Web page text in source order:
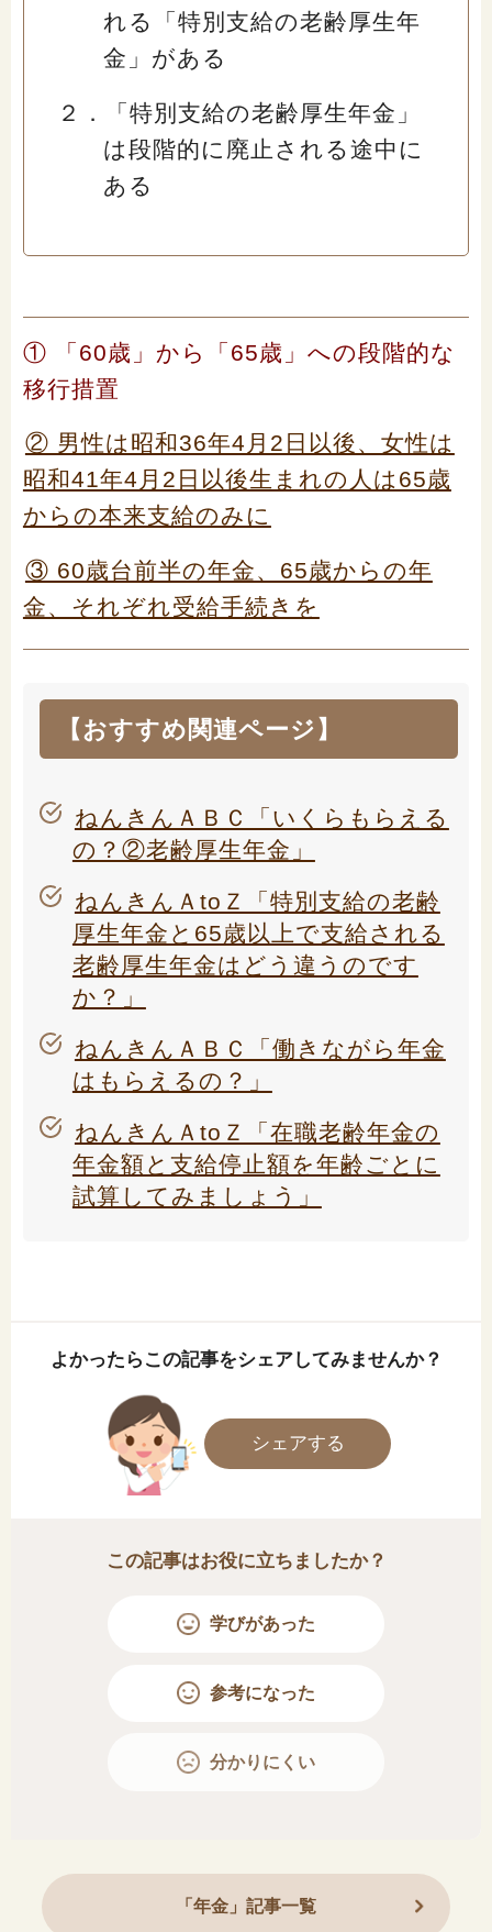
れる「特別支給の老齢厚生年
金」がある
２．「特別支給の老齢厚生年金」
は段階的に廃止される途中に
ある
① 「60歳」から「65歳」への段階的な
移行措置
② 男性は昭和36年4月2日以後、女性は
昭和41年4月2日以後生まれの人は65歳
からの本来支給のみに
③ 60歳台前半の年金、65歳からの年
金、それぞれ受給手続きを
【おすすめ関連ページ】
ねんきんＡＢＣ「いくらもらえる
の？②老齢厚生年金」
ねんきんＡtoＺ「特別支給の老齢
厚生年金と65歳以上で支給される
老齢厚生年金はどう違うのです
か？」
ねんきんＡＢＣ「働きながら年金
はもらえるの？」
ねんきんＡtoＺ「在職老齢年金の
年金額と支給停止額を年齢ごとに
試算してみましょう」
よかったらこの記事をシェアしてみませんか？
シェアする
この記事はお役に立ちましたか？
学びがあった
参考になった
分かりにくい
「年金」記事一覧